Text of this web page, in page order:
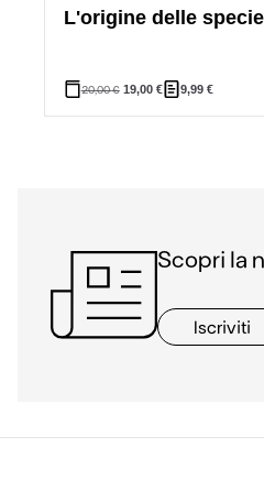
L'origine delle specie
20,00€ 19,00 € 9,99 €
Scopri la
Iscriviti